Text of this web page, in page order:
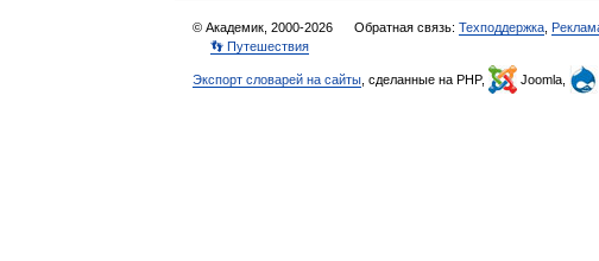
© Академик, 2000-2026 Обратная связь: Техподдержка
👣 Путешествия
Экспорт словарей на сайты , сделанные на PHP, Joomla,